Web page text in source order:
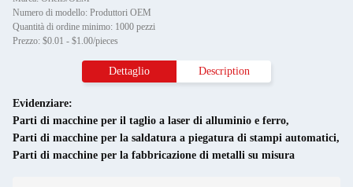
Numero di modello: Produttori OEM
Quantità di ordine minimo: 1000 pezzi
Prezzo: $0.01 - $1.00/pieces
Dettaglio Description
Evidenziare:
Parti di macchine per il taglio a laser di alluminio e ferro,
Parti di macchine per la saldatura a piegatura di stampi automatici,
Parti di macchine per la fabbricazione di metalli su misura